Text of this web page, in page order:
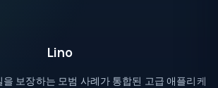
Lino
보장하는 모범 사례가 통합된 고급 애플리케